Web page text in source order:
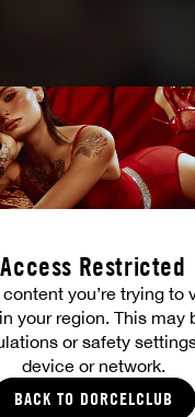
Access Restricted
you’re trying to
your region. This may
or safety
device or network.
BACK TO DORCELCLUB
CASTEL